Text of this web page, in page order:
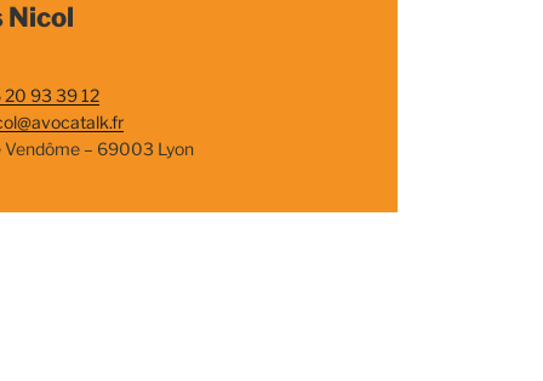
Nicol
93 39 12
Vendôme – 69003 Lyon